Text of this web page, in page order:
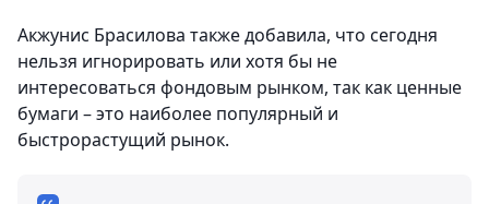
Акжунис Брасилова также добавила, что сегодня
нельзя игнорировать или хотя бы не
интересоваться фондовым рынком, так как ценные
бумаги – это наиболее популярный и
быстрорастущий рынок.